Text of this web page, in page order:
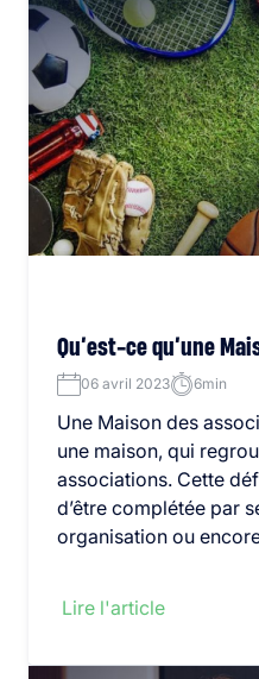
Qu’est-ce qu’une
06 avril 2023 6min
Une Maison des
une maison, qui
associations. Cette
d’être complétée par
organisation ou
Lire l'article